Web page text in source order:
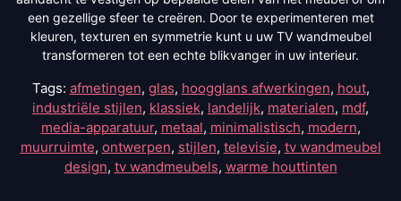
een gezellige sfeer te creëren. Door te experimenteren met
kleuren, texturen en symmetrie kunt u uw TV wandmeubel
transformeren tot een echte blikvanger in uw interieur.
Tags: afmetingen, glas, hoogglans afwerkingen, hout,
industriële stijlen, klassiek, landelijk, materialen, mdf,
media-apparatuur, metaal, minimalistisch, modern,
muurruimte, ontwerpen, stijlen, televisie, tv wandmeubel
design, tv wandmeubels, warme houttinten